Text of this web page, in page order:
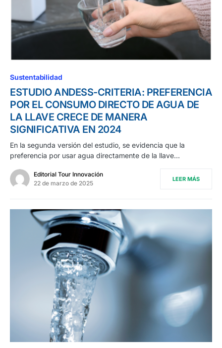
Sustentabilidad
ESTUDIO ANDESS-CRITERIA: PREFERENCIA
POR EL CONSUMO DIRECTO DE AGUA DE
LA LLAVE CRECE DE MANERA
SIGNIFICATIVA EN 2024
En la segunda versión del estudio, se evidencia que la
preferencia por usar agua directamente de la llave…
Editorial Tour Innovación
22 de marzo de 2025
LEER MÁS